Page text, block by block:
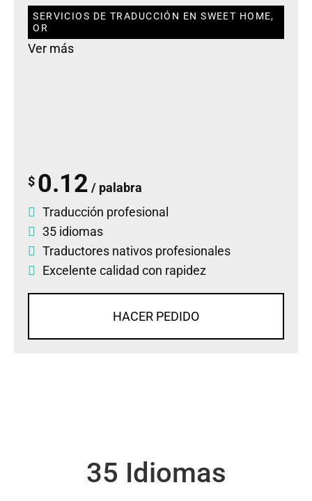
SERVICIOS DE TRADUCCIÓN EN SWEET HOME,
OR
Ver más
$ 0.12 / palabra
Traducción profesional
35 idiomas
Traductores nativos profesionales
Excelente calidad con rapidez
HACER PEDIDO
35 Idiomas